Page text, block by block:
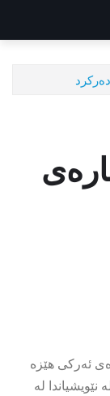
ئەرکی هێزە
لە